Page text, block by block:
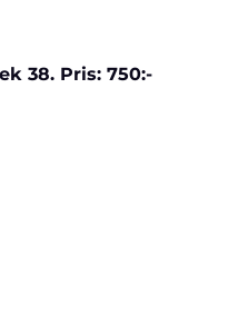
38. Pris: 750:-